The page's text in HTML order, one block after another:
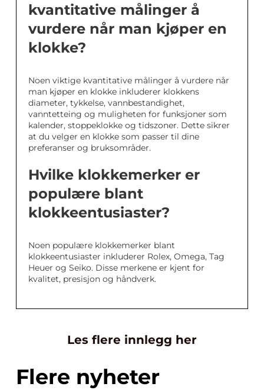
kvantitative målinger å
vurdere når man kjøper en
klokke?
Noen viktige kvantitative målinger å vurdere når
man kjøper en klokke inkluderer klokkens
diameter, tykkelse, vannbestandighet,
vanntetteing og muligheten for funksjoner som
kalender, stoppeklokke og tidszoner. Dette sikrer
at du velger en klokke som passer til dine
preferanser og bruksområder.
Hvilke klokkemerker er
populære blant
klokkeentusiaster?
Noen populære klokkemerker blant
klokkeentusiaster inkluderer Rolex, Omega, Tag
Heuer og Seiko. Disse merkene er kjent for
kvalitet, presisjon og håndverk.
Les flere innlegg her
Flere nyheter